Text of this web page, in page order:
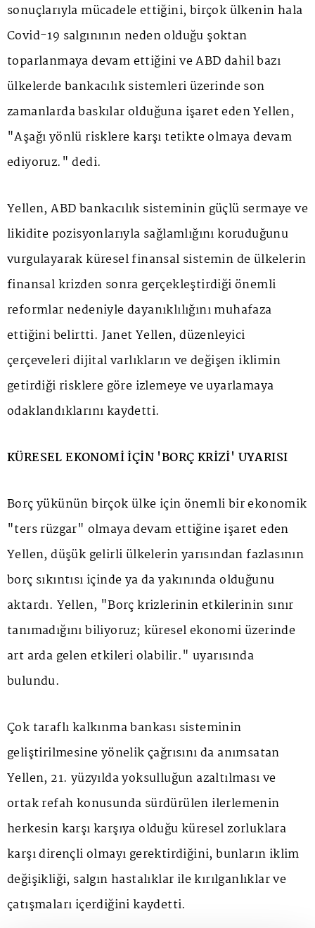
sonuçlarıyla mücadele ettiğini, birçok ülkenin hala
Covid-19 salgınının neden olduğu şoktan
toparlanmaya devam ettiğini ve ABD dahil bazı
ülkelerde bankacılık sistemleri üzerinde son
zamanlarda baskılar olduğuna işaret eden Yellen,
"Aşağı yönlü risklere karşı tetikte olmaya devam
ediyoruz." dedi.
Yellen, ABD bankacılık sisteminin güçlü sermaye ve
likidite pozisyonlarıyla sağlamlığını koruduğunu
vurgulayarak küresel finansal sistemin de ülkelerin
finansal krizden sonra gerçekleştirdiği önemli
reformlar nedeniyle dayanıklılığını muhafaza
ettiğini belirtti. Janet Yellen, düzenleyici
çerçeveleri dijital varlıkların ve değişen iklimin
getirdiği risklere göre izlemeye ve uyarlamaya
odaklandıklarını kaydetti.
KÜRESEL EKONOMİ İÇİN 'BORÇ KRİZİ' UYARISI
Borç yükünün birçok ülke için önemli bir ekonomik
"ters rüzgar" olmaya devam ettiğine işaret eden
Yellen, düşük gelirli ülkelerin yarısından fazlasının
borç sıkıntısı içinde ya da yakınında olduğunu
aktardı. Yellen, "Borç krizlerinin etkilerinin sınır
tanımadığını biliyoruz; küresel ekonomi üzerinde
art arda gelen etkileri olabilir." uyarısında
bulundu.
Çok taraflı kalkınma bankası sisteminin
geliştirilmesine yönelik çağrısını da anımsatan
Yellen, 21. yüzyılda yoksulluğun azaltılması ve
ortak refah konusunda sürdürülen ilerlemenin
herkesin karşı karşıya olduğu küresel zorluklara
karşı dirençli olmayı gerektirdiğini, bunların iklim
değişikliği, salgın hastalıklar ile kırılganlıklar ve
çatışmaları içerdiğini kaydetti.